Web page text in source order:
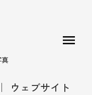
menu
ウェブサイト